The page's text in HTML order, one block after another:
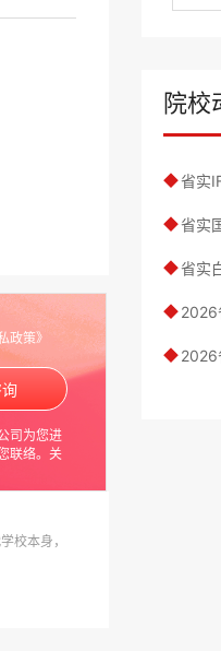
政策》
司为您进
联络。关
校本身，
院校
◆
◆
◆
◆
◆ 2026